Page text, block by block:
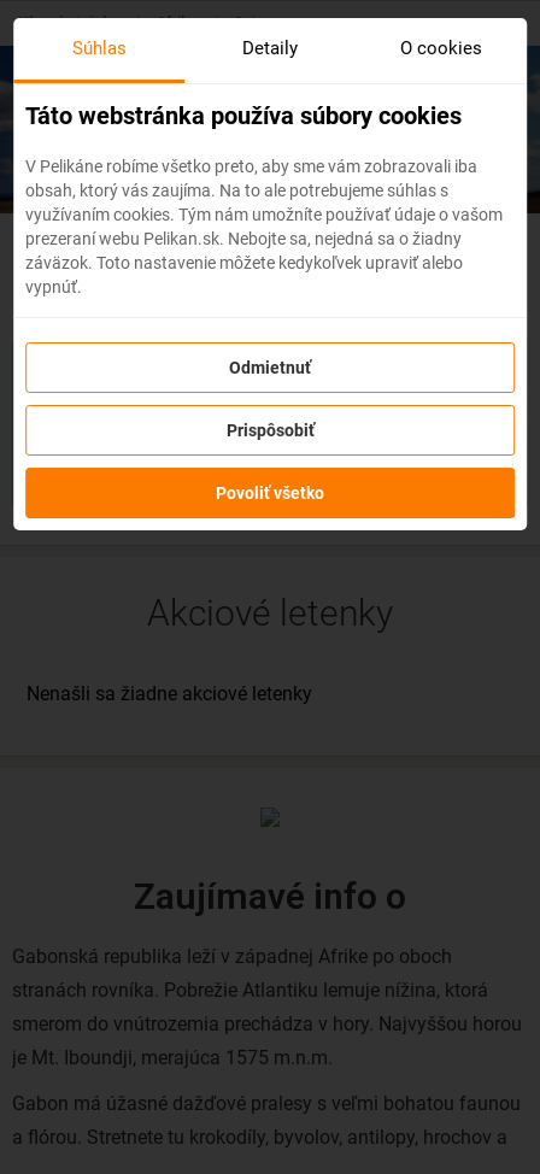
Skip
content
Hlavná stránka / Afrika / Gabon
Lacné letenkyGabon
- Flexibilné letenky
zmena z akéhokoľvek dôvodu
letenky do 3 dní pred odletombez udania dôvodu!Po
zakúpení služby získate na zmenu údajov na letenke k
dispozíciikredit vo výške až 80% ceny z rezervácie.Službu si
môžete zakúpiť priamo pri procese rezervácie letenky.
Akciové letenky
Zaujímavé info o
Gabonská republika leží v západnej Afrike po oboch
stranách rovníka. Pobrežie Atlantiku lemuje nížina, ktorá
smerom do vnútrozemia prechádza v hory. Najvyššou horou
je Mt. Iboundji, merajúca 1575 m.n.m.
Gabon má úžasné dažďové pralesy s veľmi bohatou faunou
a flórou. Stretnete tu krokodíly, byvolov, antilopy, hrochov a
Súhlas Detaily O cookies
Táto webstránka používa súbory cookies
V Pelikáne robíme všetko preto, aby sme vám zobrazovali iba
obsah, ktorý vás zaujíma. Na to ale potrebujeme súhlas s
využívaním cookies. Tým nám umožníte používať údaje o vašom
prezeraní webu Pelikan.sk. Nebojte sa, nejedná sa o žiadny
záväzok. Toto nastavenie môžete kedykoľvek upraviť alebo
vypnúť.
Odmietnuť
Prispôsobiť
Povoliť všetko